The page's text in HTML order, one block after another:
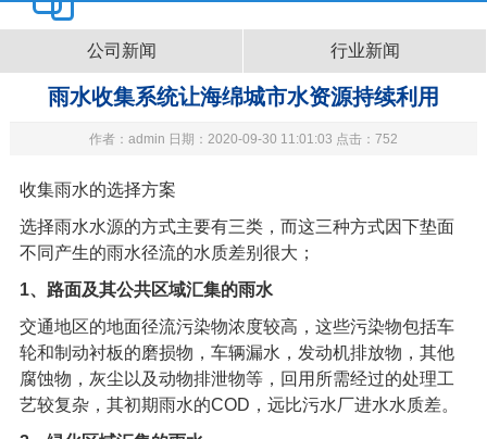
公司新闻 行业新闻
雨水收集系统让海绵城市水资源持续利用
作者：admin 日期：2020-09-30 11:01:03 点击：752
收集雨水的选择方案
选择雨水水源的方式主要有三类，而这三种方式因下垫面
不同产生的雨水径流的水质差别很大；
1、路面及其公共区域汇集的雨水
交通地区的地面径流污染物浓度较高，这些污染物包括车
轮和制动衬板的磨损物，车辆漏水，发动机排放物，其他
腐蚀物，灰尘以及动物排泄物等，回用所需经过的处理工
艺较复杂，其初期雨水的COD ，远比污水厂进水水质差。